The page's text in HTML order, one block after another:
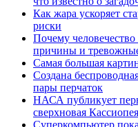
Как жара ускоряет
риски
Почему
причины и
Самая большая
Создана
пары перчаток
НАСА публикует
сверхновая
Суперкомпьютер